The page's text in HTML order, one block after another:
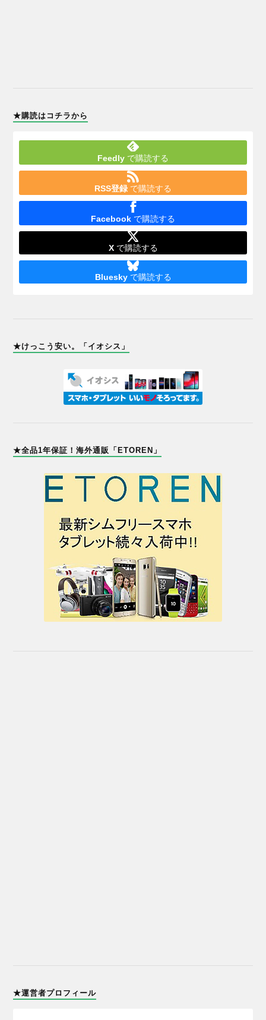
★購読はコチラから
Feedly で購読する
RSS登録 で購読する
Facebook で購読する
Xで購読する
Blueskyで購読する
★けっこう安い。「イオシス」
★全品1年保証！海外通販「ETOREN」
★運営者プロフィール